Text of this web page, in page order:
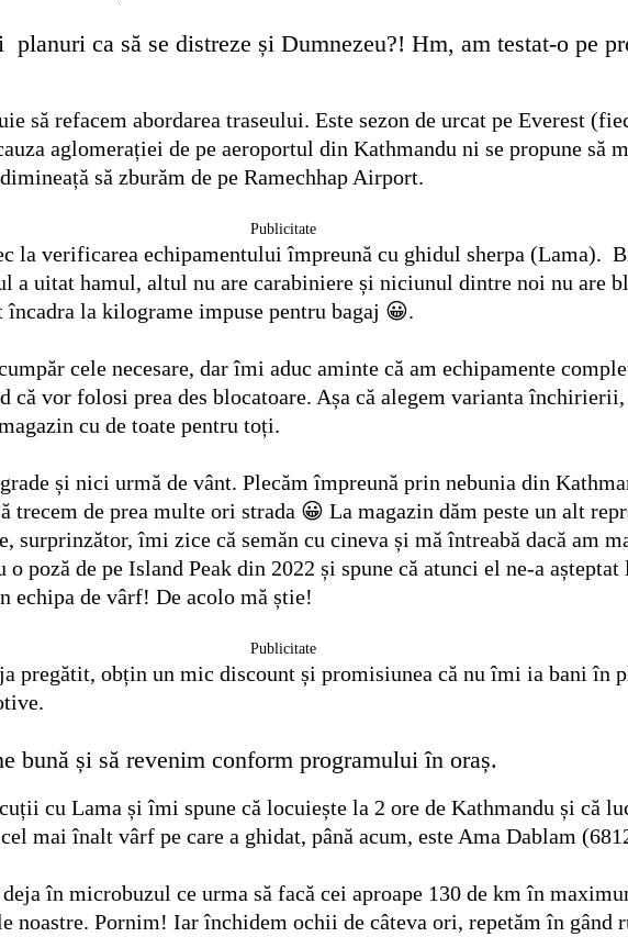
ca să se distreze și Dumnezeu?! Hm, am testat-o pe
să refacem abordarea traseului. Este sezon de urcat pe Everest
aglomerației de pe aeroportul din Kathmandu ni se propune să
să zburăm de pe Ramechhap Airport.
Publicitate
la verificarea echipamentului împreună cu ghidul sherpa (Lama).
a uitat hamul, altul nu are carabiniere și niciunul dintre noi nu are
încadra la kilograme impuse pentru bagaj 😀.
cele necesare, dar îmi aduc aminte că am echipamente
că vor folosi prea des blocatoare. Așa că alegem varianta
cu de toate pentru toți.
și nici urmă de vânt. Plecăm împreună prin nebunia din
trecem de prea multe ori strada 😀 La magazin dăm peste un alt
surprinzător, îmi zice că semăn cu cineva și mă întreabă dacă am
poză de pe Island Peak din 2022 și spune că atunci el ne-a așteptat
echipa de vârf! De acolo mă știe!
Publicitate
pregătit, obțin un mic discount și promisiunea că nu îmi ia bani în
bună și să revenim conform programului în oraș.
cu Lama și îmi spune că locuiește la 2 ore de Kathmandu și că
mai înalt vârf pe care a ghidat, până acum, este Ama Dablam
în microbuzul ce urma să facă cei aproape 130 de km în
noastre. Pornim! Iar închidem ochii de câteva ori, repetăm în gând